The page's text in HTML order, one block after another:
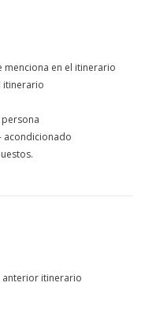
menciona en el itinerario
itinerario
acondicionado
anterior itinerario